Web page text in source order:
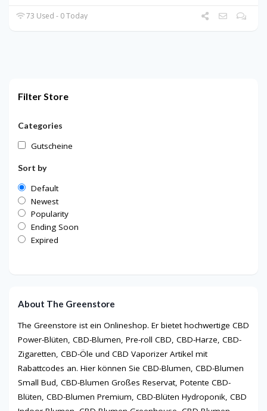
73 Used - 0 Today
Filter Store
Categories
Gutscheine
Sort by
Default
Newest
Popularity
Ending Soon
Expired
About The Greenstore
The Greenstore ist ein Onlineshop. Er bietet hochwertige CBD
Power-Blüten, CBD-Blumen, Pre-roll CBD, CBD-Harze, CBD-
Zigaretten, CBD-Öle und CBD Vaporizer Artikel mit
Rabattcodes an. Hier können Sie CBD-Blumen, CBD-Blumen
Small Bud, CBD-Blumen Großes Reservat, Potente CBD-
Blüten, CBD-Blumen Premium, CBD-Blüten Hydroponik, CBD